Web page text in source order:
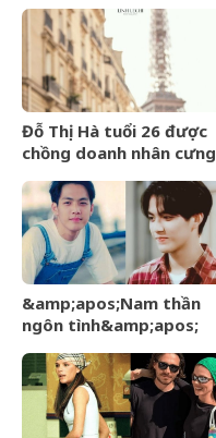
Đỗ Thị Hà tuổi 26 được
chồng doanh nhân cưng
rạng rỡ
&amp;apos;Nam thần
ngôn tình&amp;apos;
U60 vẫn như thanh niên